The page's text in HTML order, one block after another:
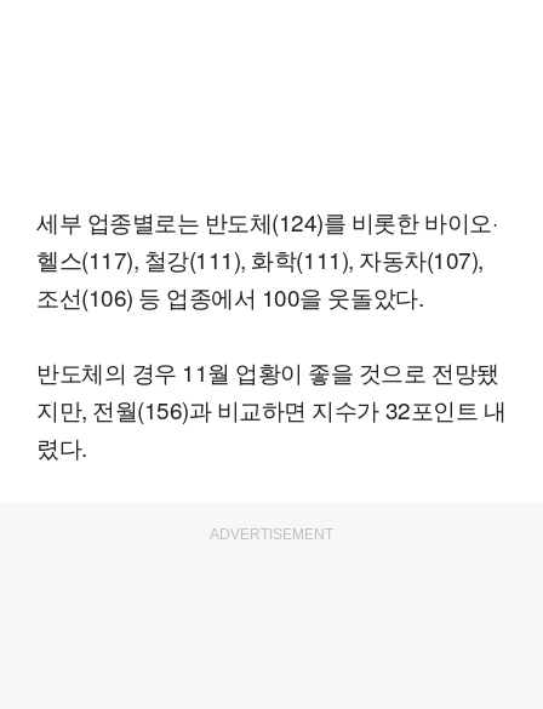
세부 업종별로는 반도체(124)를 비롯한 바이오·
헬스(117), 철강(111), 화학(111), 자동차(107),
조선(106) 등 업종에서 100을 웃돌았다.
반도체의 경우 11월 업황이 좋을 것으로 전망됐
지만, 전월(156)과 비교하면 지수가 32포인트 내
렸다.
ADVERTISEMENT